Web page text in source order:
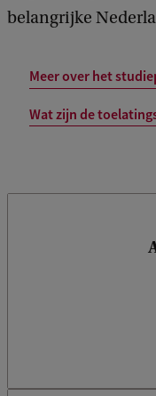
belangrijke
Meer over het
Wat zijn de
Academische